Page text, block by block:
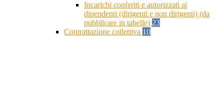
Incarichi conferiti e autorizzati ai
dipendenti (dirigenti e non dirigenti) (da
pubblicare in tabelle) 23
Contrattazione collettiva 10